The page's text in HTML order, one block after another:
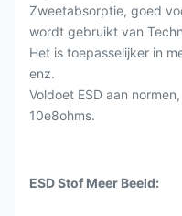
Zweetabsorptie, goed
wordt gebruikt van
Het is toepasselijker in
enz.
Voldoet ESD aan
10e8ohms.
ESD Stof Meer Beeld: